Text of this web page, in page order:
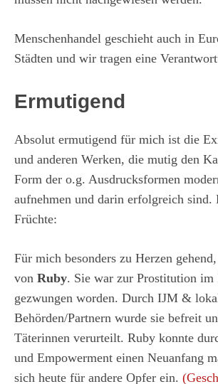
Menschenhandel geschieht auch in
Städten und wir tragen eine
Ermutigend
Absolut ermutigend für mich ist die
und anderen Werken, die mutig den
Form der o.g. Ausdrucksformen
aufnehmen und darin erfolgreich sind.
Früchte:
Für mich besonders zu Herzen
von Ruby. Sie war zur Prostitution im
gezwungen worden. Durch IJM &
Behörden/Partnern wurde sie befreit
Täterinnen verurteilt. Ruby konnte
und Empowerment einen Neuanfang
sich heute für andere Opfer ein.